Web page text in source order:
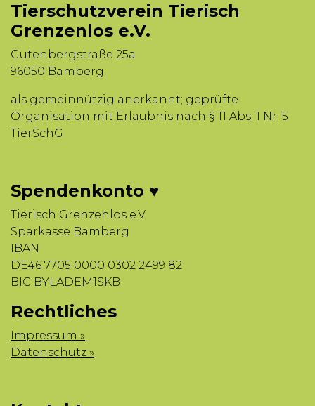
Tierschutzverein Tierisch
Grenzenlos e.V.
Gutenbergstraße 25a
96050 Bamberg
als gemeinnützig anerkannt; geprüfte
Organisation mit Erlaubnis nach § 11 Abs. 1 Nr. 5
TierSchG
Spendenkonto ♥
Tierisch Grenzenlos e.V.
Sparkasse Bamberg
IBAN
DE46 7705 0000 0302 2499 82
BIC BYLADEM1SKB
Rechtliches
Impressum »
Datenschutz »